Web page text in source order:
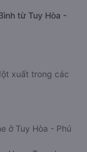
từ Tuy Hòa -
xuất trong các
ở Tuy Hòa - Phú